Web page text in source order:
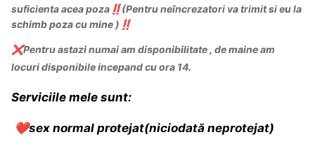
suficienta acea poza ‼️(Pentru neîncrezatori va trimit si eu la
schimb poza cu mine ) ‼️
❌Pentru astazi numai am disponibilitate , de maine am
locuri disponibile incepand cu ora 14.
Serviciile mele sunt:
❤️sex normal protejat(niciodată neprotejat)